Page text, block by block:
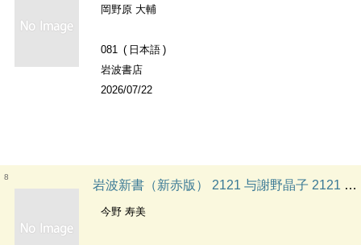
岡野原 大輔
081
日本語
岩波書店
2026/07/22
8
岩波新書（新赤版） 2121 与謝野晶子 2121 火の色の歌人 岩波新書（新赤版）
今野 寿美